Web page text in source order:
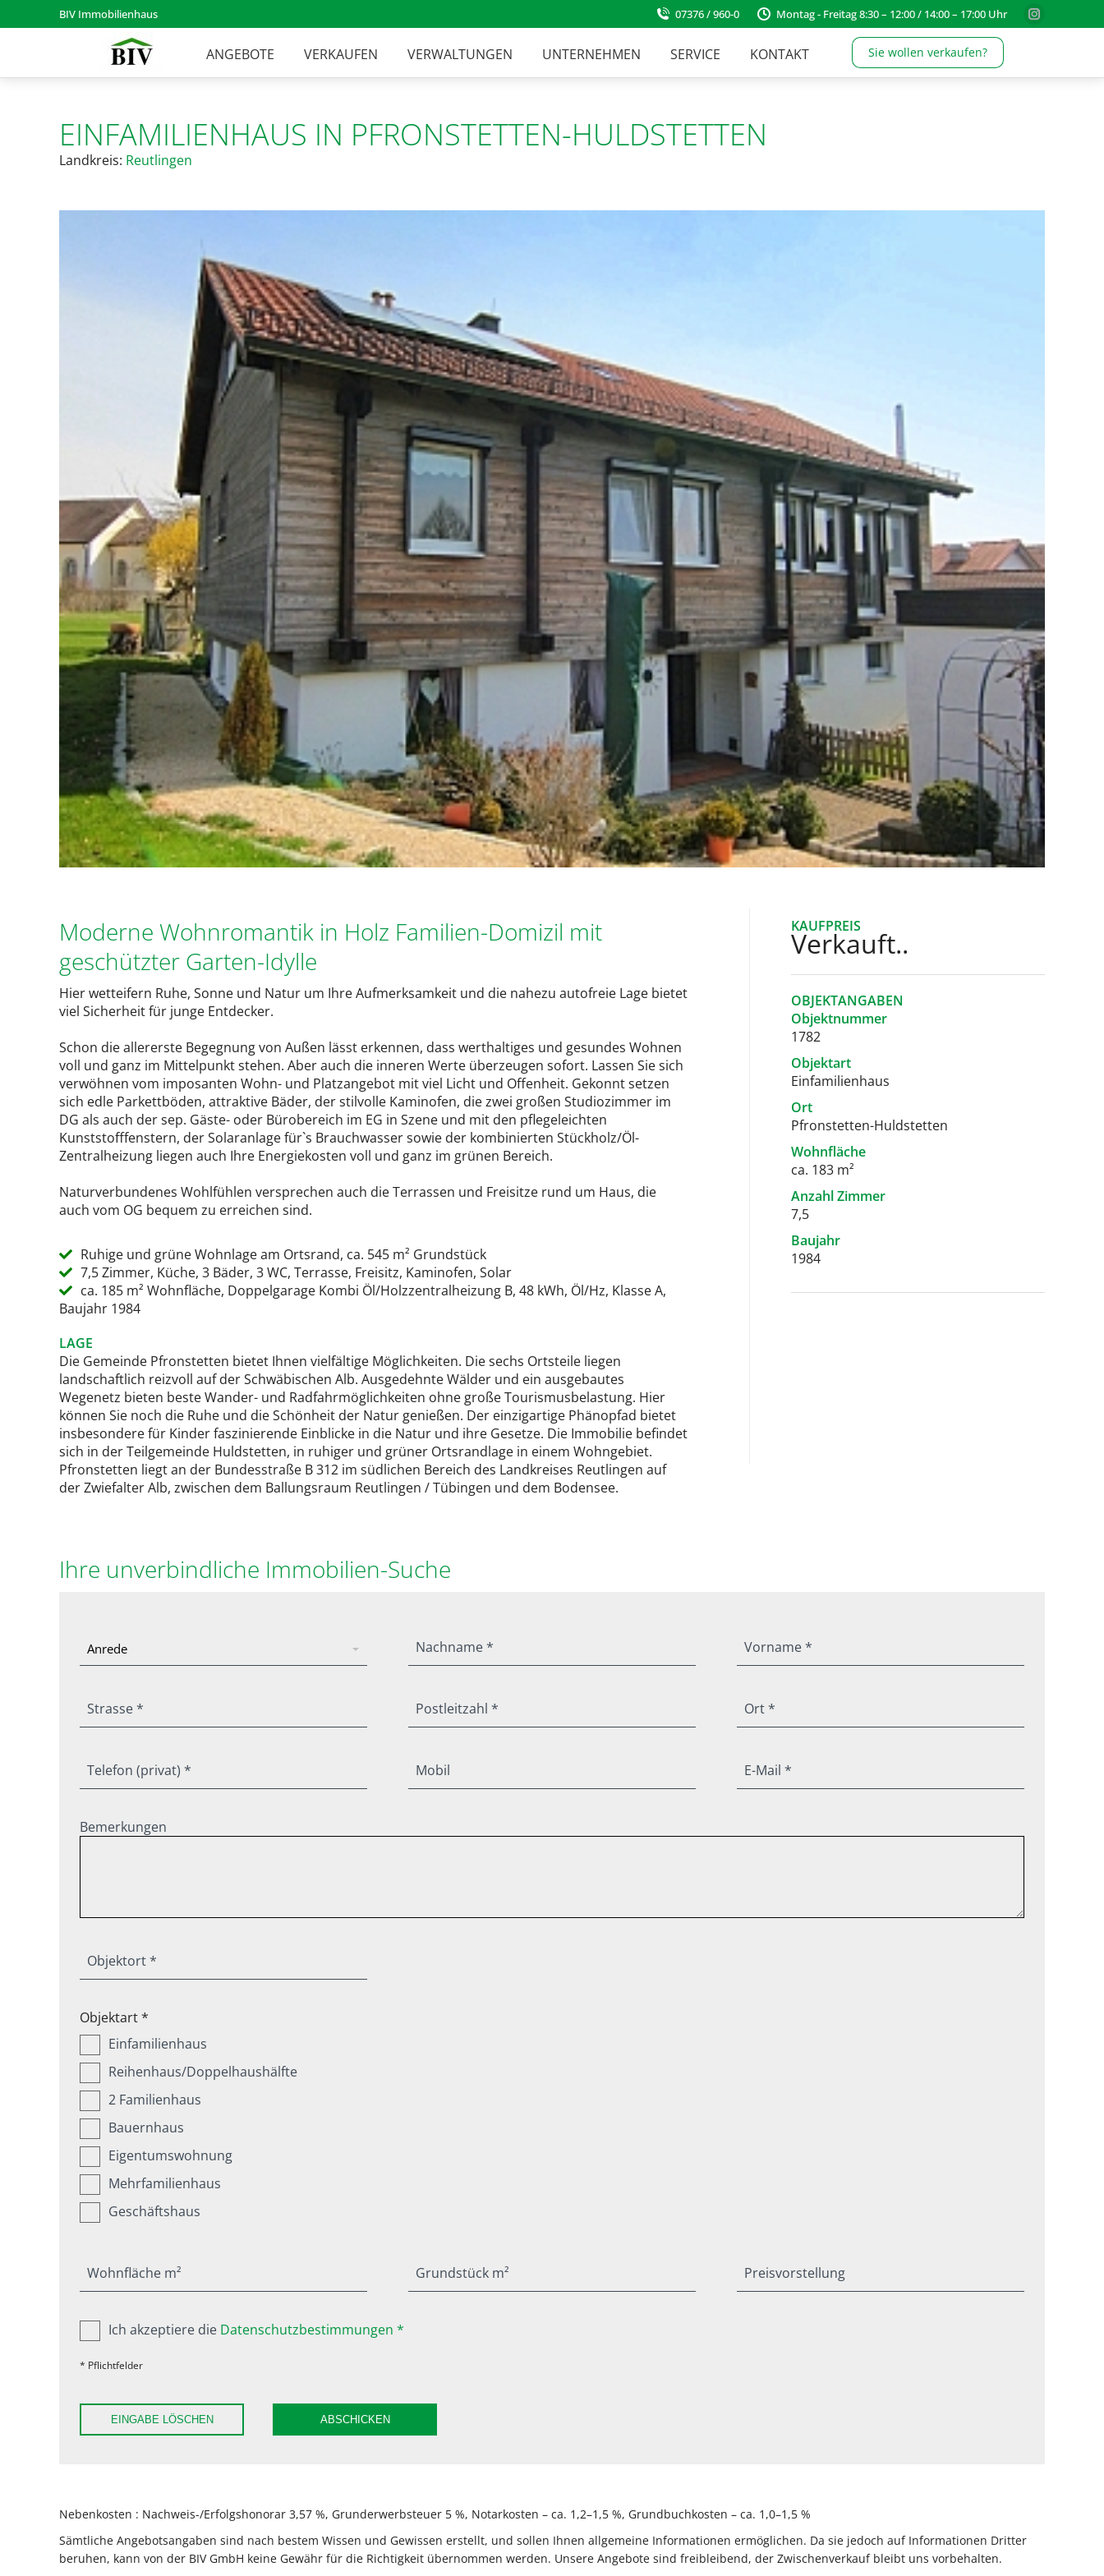
BIV Immobilienhaus 07376 / 960-0 Montag - Freitag 8:30 – 12:00 / 14:00 – 17:00 Uhr
Instagram
ANGEBOTE VERKAUFEN VERWALTUNGEN UNTERNEHMEN SERVICE KONTAKT Sie wollen verkaufen?
EINFAMILIENHAUS IN PFRONSTETTEN-HULDSTETTEN
Landkreis: Reutlingen
Moderne Wohnromantik in Holz Familien-Domizil mit
geschützter Garten-Idylle
Hier wetteifern Ruhe, Sonne und Natur um Ihre Aufmerksamkeit und die nahezu autofreie Lage bietet
viel Sicherheit für junge Entdecker.
Schon die allererste Begegnung von Außen lässt erkennen, dass werthaltiges und gesundes Wohnen
voll und ganz im Mittelpunkt stehen. Aber auch die inneren Werte überzeugen sofort. Lassen Sie sich
verwöhnen vom imposanten Wohn- und Platzangebot mit viel Licht und Offenheit. Gekonnt setzen
sich edle Parkettböden, attraktive Bäder, der stilvolle Kaminofen, die zwei großen Studiozimmer im
DG als auch der sep. Gäste- oder Bürobereich im EG in Szene und mit den pflegeleichten
Kunststofffenstern, der Solaranlage für`s Brauchwasser sowie der kombinierten Stückholz/Öl-
Zentralheizung liegen auch Ihre Energiekosten voll und ganz im grünen Bereich.
Naturverbundenes Wohlfühlen versprechen auch die Terrassen und Freisitze rund um Haus, die
auch vom OG bequem zu erreichen sind.
Ruhige und grüne Wohnlage am Ortsrand, ca. 545 m² Grundstück
7,5 Zimmer, Küche, 3 Bäder, 3 WC, Terrasse, Freisitz, Kaminofen, Solar
ca. 185 m² Wohnfläche, Doppelgarage Kombi Öl/Holzzentralheizung B, 48 kWh, Öl/Hz, Klasse A,
Baujahr 1984
LAGE
Die Gemeinde Pfronstetten bietet Ihnen vielfältige Möglichkeiten. Die sechs Ortsteile liegen
landschaftlich reizvoll auf der Schwäbischen Alb. Ausgedehnte Wälder und ein ausgebautes
Wegenetz bieten beste Wander- und Radfahrmöglichkeiten ohne große Tourismusbelastung. Hier
können Sie noch die Ruhe und die Schönheit der Natur genießen. Der einzigartige Phänopfad bietet
insbesondere für Kinder faszinierende Einblicke in die Natur und ihre Gesetze. Die Immobilie befindet
sich in der Teilgemeinde Huldstetten, in ruhiger und grüner Ortsrandlage in einem Wohngebiet.
Pfronstetten liegt an der Bundesstraße B 312 im südlichen Bereich des Landkreises Reutlingen auf
der Zwiefalter Alb, zwischen dem Ballungsraum Reutlingen / Tübingen und dem Bodensee.
KAUFPREIS
Verkauft..
OBJEKTANGABEN
Objektnummer
1782
Objektart
Einfamilienhaus
Ort
Pfronstetten-Huldstetten
Wohnfläche
ca. 183 m²
Anzahl Zimmer
7,5
Baujahr
1984
Ihre unverbindliche Immobilien-Suche
Nachname * Vorname *
Strasse * Postleitzahl * Ort *
Telefon (privat) * Mobil E-Mail *
Bemerkungen
Objektort *
Objektart *
Einfamilienhaus
Reihenhaus/Doppelhaushälfte
2 Familienhaus
Bauernhaus
Eigentumswohnung
Mehrfamilienhaus
Geschäftshaus
Wohnfläche m² Grundstück m² Preisvorstellung
Ich akzeptiere die Datenschutzbestimmungen *
* Pflichtfelder
EINGABE LÖSCHEN ABSCHICKEN
Nebenkosten : Nachweis-/Erfolgshonorar 3,57 %, Grunderwerbsteuer 5 %, Notarkosten – ca. 1,2–1,5 %, Grundbuchkosten – ca. 1,0–1,5 %
Sämtliche Angebotsangaben sind nach bestem Wissen und Gewissen erstellt, und sollen Ihnen allgemeine Informationen ermöglichen. Da sie jedoch auf Informationen Dritter
beruhen, kann von der BIV GmbH keine Gewähr für die Richtigkeit übernommen werden. Unsere Angebote sind freibleibend, der Zwischenverkauf bleibt uns vorbehalten.